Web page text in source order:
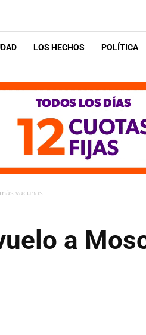
LOS HECHOS POLÍTICA
vacunas
a